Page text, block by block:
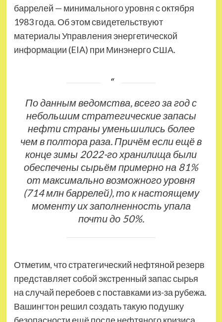
баррелей — минимального уровня с октября
1983 года. Об этом свидетельствуют
материалы Управления энергетической
информации (EIA) при Минэнерго США.
По данным ведомства, всего за год с
небольшим стратегические запасы
нефти страны уменьшились более
чем в полтора раза. Причём если ещё в
конце зимы 2022-го хранилища были
обеспечены сырьём примерно на 81%
от максимально возможного уровня
(714 млн баррелей), то к настоящему
моменту их заполненность упала
почти до 50%.
Отметим, что стратегический нефтяной резерв
представляет собой экстренный запас сырья
на случай перебоев с поставками из-за рубежа.
Вашингтон решил создать такую подушку